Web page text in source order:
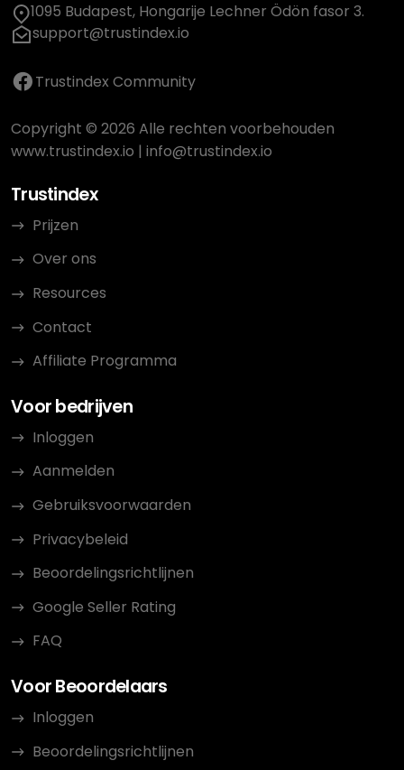
1095 Budapest, Hongarije Lechner Ödön fasor 3.
support@trustindex.io
Trustindex Community
Copyright © 2026 Alle rechten voorbehouden
www.trustindex.io | info@trustindex.io
Trustindex
Prijzen
Over ons
Resources
Contact
Affiliate Programma
Voor bedrijven
Inloggen
Aanmelden
Gebruiksvoorwaarden
Privacybeleid
Beoordelingsrichtlijnen
Google Seller Rating
FAQ
Voor Beoordelaars
Inloggen
Beoordelingsrichtlijnen